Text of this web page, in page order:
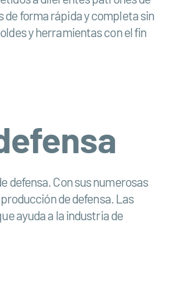
forma rápida y completa sin
y herramientas con el fin
defensa. Con sus numerosas
de defensa. Las
ayuda a la industria de